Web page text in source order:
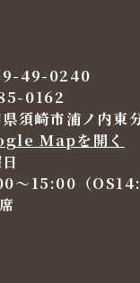
49-0240
0162
須崎市浦ノ内東
Mapを開く
〜15:00（